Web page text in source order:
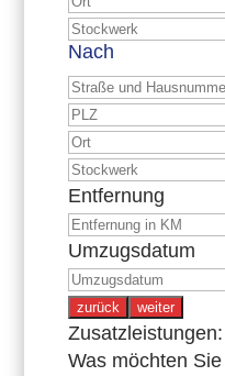
Nach
Entfernung
Umzugsdatum
zurück weiter
Zusatzleistungen:
Was möchten